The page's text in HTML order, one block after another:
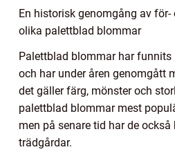
En historisk genomgång av för-
olika palettblad blommar
Palettblad blommar har funnits
och har under åren genomgått
det gäller färg, mönster och
palettblad blommar mest
men på senare tid har de
trädgårdar.